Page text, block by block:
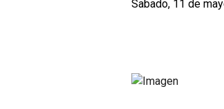
Sabado, 11 de